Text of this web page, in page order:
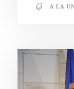
A LA